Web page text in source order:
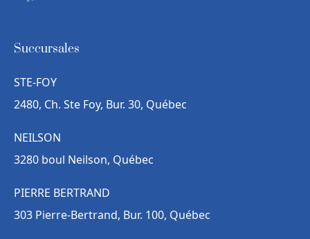
Succursales
STE-FOY
2480, Ch. Ste Foy, Bur. 30, Québec
NEILSON
3280 boul Neilson, Québec
PIERRE BERTRAND
303 Pierre-Bertrand, Bur. 100, Québec